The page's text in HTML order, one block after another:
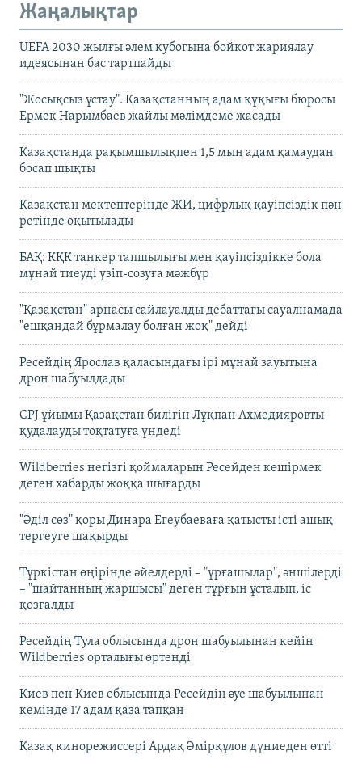
Жаңалықтар
UEFA 2030 жылғы әлем кубогына бойкот жариялау
идеясынан бас тартпайды
"Жосықсыз ұстау". Қазақстанның адам құқығы бюросы
Ермек Нарымбаев жайлы мәлімдеме жасады
Қазақстанда рақымшылықпен 1,5 мың адам қамаудан
босап шықты
Қазақстан мектептерінде ЖИ, цифрлық қауіпсіздік пән
ретінде оқытылады
БАҚ: КҚК танкер тапшылығы мен қауіпсіздікке бола
мұнай тиеуді үзіп-созуға мәжбүр
"Қазақстан" арнасы сайлауалды дебаттағы сауалнамада
"ешқандай бұрмалау болған жоқ" дейді
Ресейдің Ярослав қаласындағы ірі мұнай зауытына
дрон шабуылдады
CPJ ұйымы Қазақстан билігін Лұқпан Ахмедияровты
қудалауды тоқтатуға үндеді
Wildberries негізгі қоймаларын Ресейден көшірмек
деген хабарды жоққа шығарды
"Әділ сөз" қоры Динара Егеубаеваға қатысты істі ашық
тергеуге шақырды
Түркістан өңірінде әйелдерді – "ұрғашылар", әншілерді
– "шайтанның жаршысы" деген тұрғын ұсталып, іс
қозғалды
Ресейдің Тула облысында дрон шабуылынан кейін
Wildberries орталығы өртенді
Киев пен Киев облысында Ресейдің әуе шабуылынан
кемінде 17 адам қаза тапқан
Қазақ кинорежиссері Ардақ Әмірқұлов дүниеден өтті